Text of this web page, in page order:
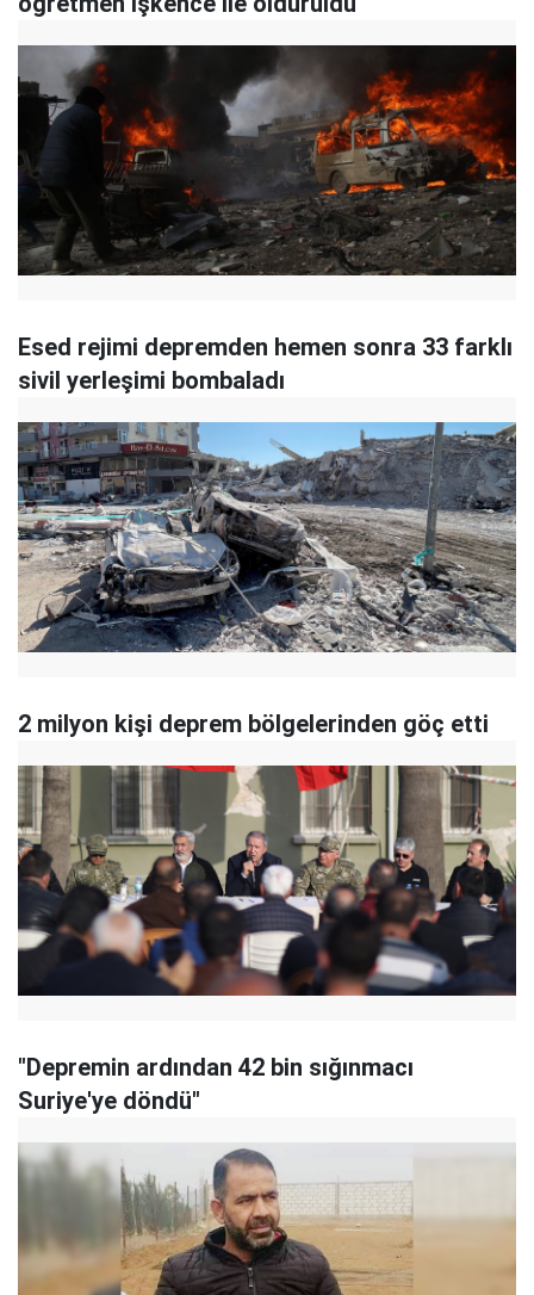
Esed rejimi depremden hemen sonra 33 farklı
sivil yerleşimi bombaladı
2 milyon kişi deprem bölgelerinden göç etti
"Depremin ardından 42 bin sığınmacı
Suriye'ye döndü"